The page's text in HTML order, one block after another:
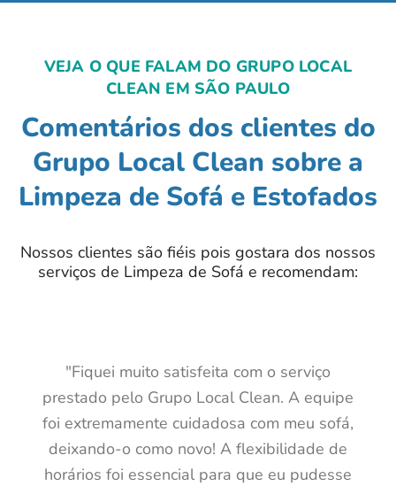
VEJA O QUE FALAM DO GRUPO LOCAL
CLEAN EM SÃO PAULO
Comentários dos clientes do
Grupo Local Clean sobre a
Limpeza de Sofá e Estofados
Nossos clientes são fiéis pois gostara dos nossos
serviços de Limpeza de Sofá e recomendam:
"Fiquei muito satisfeita com o serviço
prestado pelo Grupo Local Clean. A equipe
foi extremamente cuidadosa com meu sofá,
deixando-o como novo! A flexibilidade de
horários foi essencial para que eu pudesse